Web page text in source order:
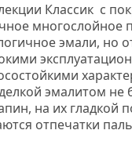
Классик  с
многослойное
эмали, но
эмалитом не
на их гладкой
отпечатки